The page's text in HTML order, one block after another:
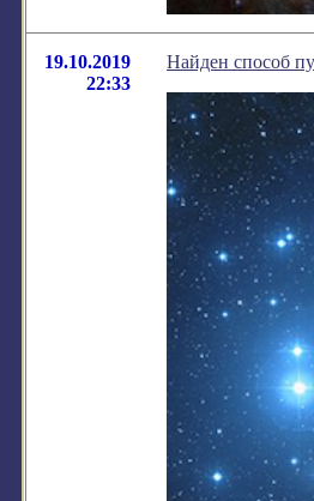
19.10.2019
22:33
Найден способ